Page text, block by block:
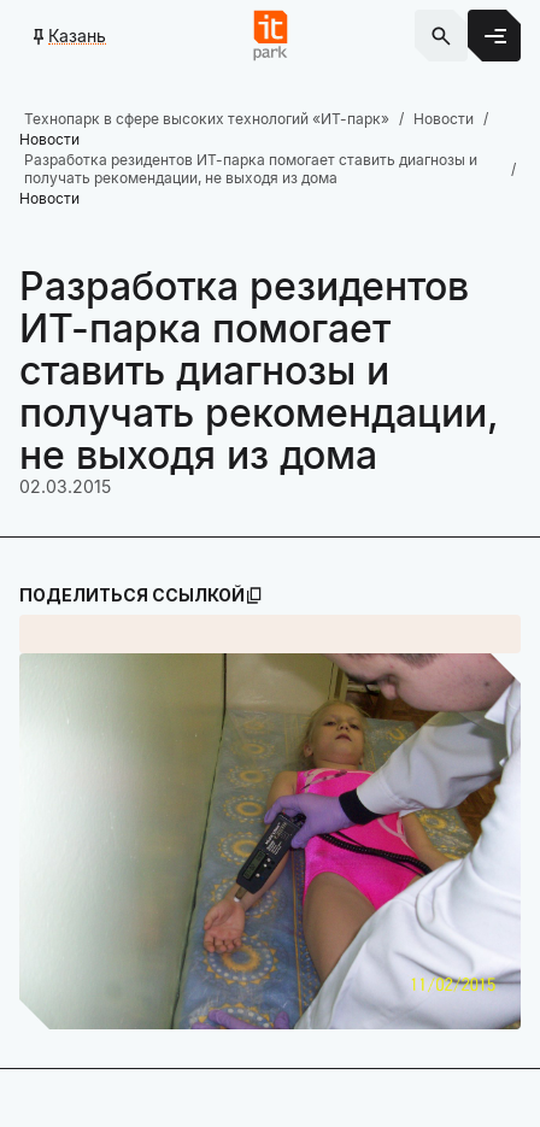
Казань
Технопарк в сфере высоких технологий «ИТ-парк»
Новости
Новости
Разработка резидентов ИТ-парка помогает ставить диагнозы и
получать рекомендации, не выходя из дома
Новости
Разработка резидентов
ИТ-парка помогает
ставить диагнозы и
получать рекомендации,
не выходя из дома
02.03.2015
ПОДЕЛИТЬСЯ ССЫЛКОЙ